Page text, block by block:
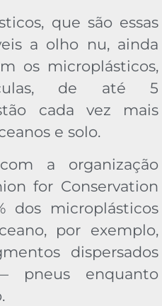
que são essas
a olho nu, ainda
os microplásticos,
de até 5
cada vez mais
e solo.
a organização
for Conservation
dos microplásticos
por exemplo,
dispersados
pneus enquanto